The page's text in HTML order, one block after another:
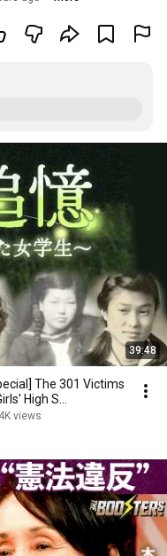
39:48
The 301 Victims
High S...
views